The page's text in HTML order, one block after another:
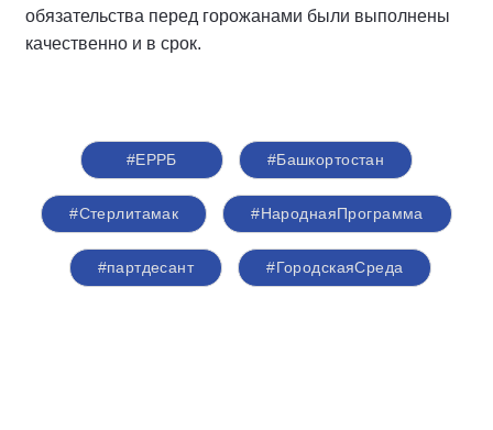
обязательства перед горожанами были выполнены
качественно и в срок.
#ЕРРБ #Башкортостан
#Стерлитамак #НароднаяПрограмма
#партдесант #ГородскаяСреда